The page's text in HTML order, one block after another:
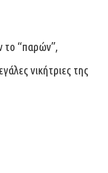
το “παρών”,
νικήτριες της